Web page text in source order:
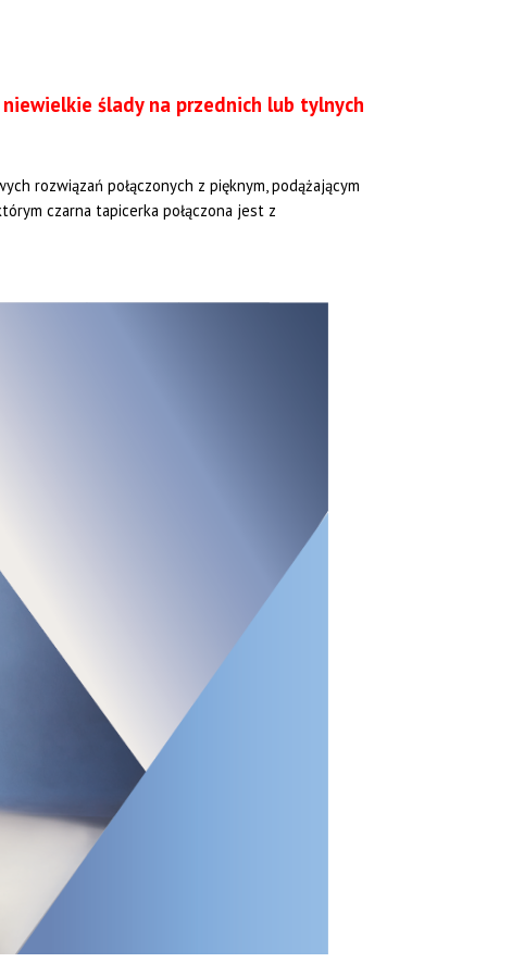
ślady na przednich lub tylnych
rozwiązań połączonych z pięknym, podążającym
czarna tapicerka połączona jest z